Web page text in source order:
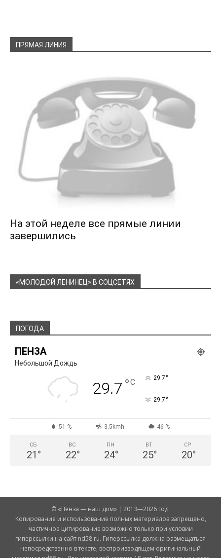
ПРЯМАЯ ЛИНИЯ
На этой неделе все прямые линии
завершились
«МОЛОДОЙ ЛЕНИНЕЦ» В СОЦСЕТЯХ
ПОГОДА
ПЕНЗА
Небольшой Дождь
29.7 °C 29.7°
29.7°
51 % 3.5kmh 46 %
СБ
21 °
ВС
22°
ПН
24°
ВТ
25°
СР
20°
© «Пенза — наш дом» | 2013—2026 год.
Копирование и использование полных материалов запрещено,
частичное цитирование возможно только при условии
гиперссылки на сайт nd58.ru. Гиперссылка должна размещаться
непосредственно в тексте, воспроизводящем оригинальный